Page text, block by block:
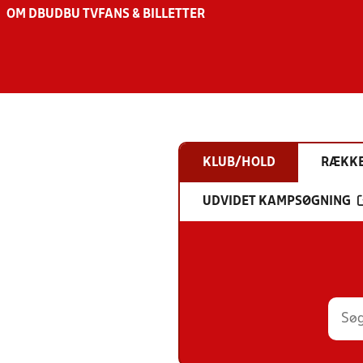
OM DBU DBU TV FANS & BILLETTER
KLUB/HOLD
UDVIDET KAMPSØGNING